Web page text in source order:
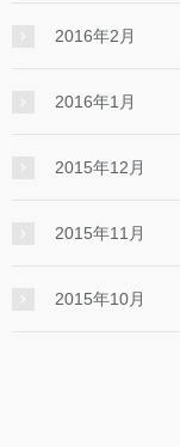
2016年2月
2016年1月
2015年12月
2015年11月
2015年10月